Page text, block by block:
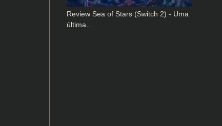
Review Sea of Stars (Switch 2) - Uma
última…